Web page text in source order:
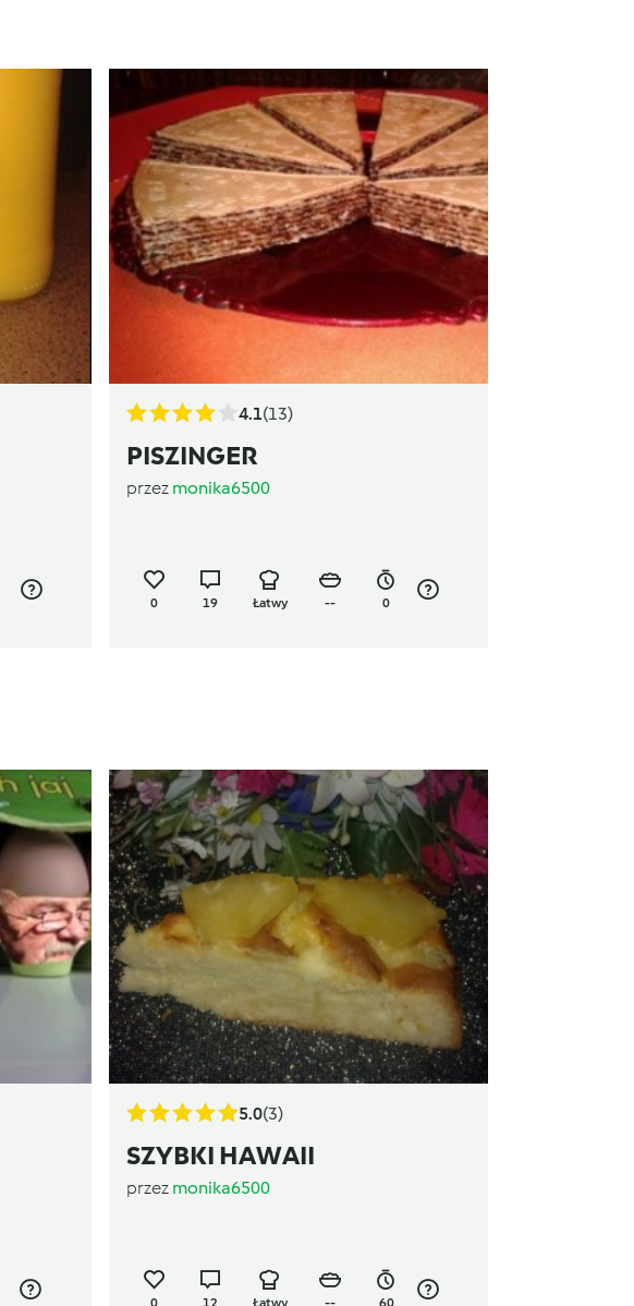
4.1(13)
PISZINGER
przez monika6500
0 19 Łatwy -- 0
5.0(3)
SZYBKI HAWAII
przez monika6500
0 12 Łatwy -- 60